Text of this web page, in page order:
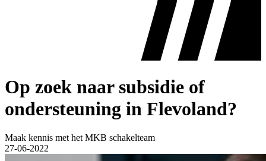
Op zoek naar subsidie of
ondersteuning in Flevoland?
Maak kennis met het MKB schakelteam
27-06-2022